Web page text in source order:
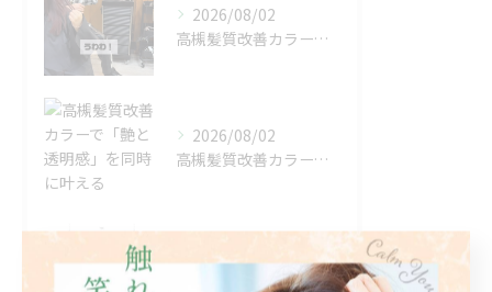
2026/08/02
高槻髪質改善カラーで「艶と透明感」を同時に叶える
2026/08/02
高槻髪質改善カラーで「艶と透明感」を同時に叶える
2026/08/02
✨【大切なお知らせ】✨